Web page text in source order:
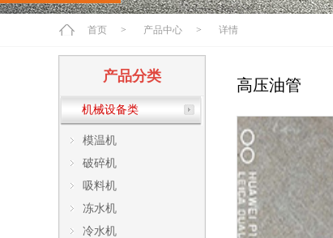
首页 > 产品中心 > 详情
产品分类
机械设备类
模温机
破碎机
吸料机
冻水机
冷水机
高压油管